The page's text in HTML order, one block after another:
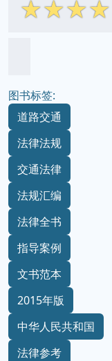
☆☆☆☆
图书标签:
道路交通
法律法规
交通法律
法规汇编
法律全书
指导案例
文书范本
2015年版
中华人民共和国
法律参考